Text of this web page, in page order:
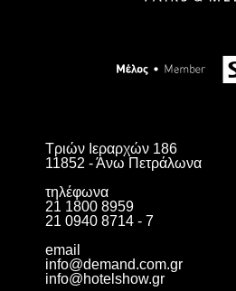
Τριών Ιεραρχών 186
11852 - Άνω Πετράλωνα
τηλέφωνα
21 1800 8959
21 0940 8714 - 7
email
info@demand.com.gr
info@hotelshow.gr